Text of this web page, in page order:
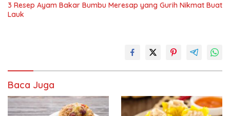
3 Resep Ayam Bakar Bumbu Meresap yang Gurih Nikmat Buat
Lauk
Baca Juga